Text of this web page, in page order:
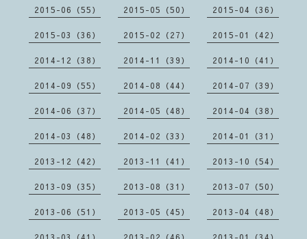
2015-06（55） 2015-05（50） 2015-04（36）
2015-03（36） 2015-02（27） 2015-01（42）
2014-12（38） 2014-11（39） 2014-10（41）
2014-09（55） 2014-08（44） 2014-07（39）
2014-06（37） 2014-05（48） 2014-04（38）
2014-03（48） 2014-02（33） 2014-01（31）
2013-12（42） 2013-11（41） 2013-10（54）
2013-09（35） 2013-08（31） 2013-07（50）
2013-06（51） 2013-05（45） 2013-04（48）